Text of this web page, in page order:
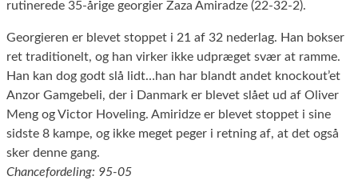
rutinerede 35-årige georgier Zaza Amiradze (22-32-2).
Georgieren er blevet stoppet i 21 af 32 nederlag. Han bokser
ret traditionelt, og han virker ikke udpræget svær at ramme.
Han kan dog godt slå lidt…han har blandt andet knockout’et
Anzor Gamgebeli, der i Danmark er blevet slået ud af Oliver
Meng og Victor Hoveling. Amiridze er blevet stoppet i sine
sidste 8 kampe, og ikke meget peger i retning af, at det også
sker denne gang.
Chancefordeling: 95-05